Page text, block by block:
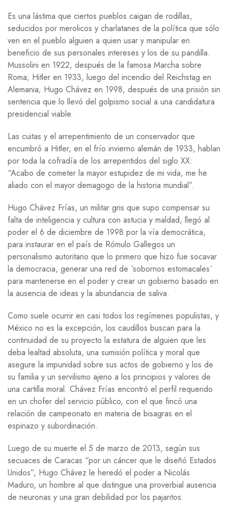
Es una lástima que ciertos pueblos caigan de rodillas,
seducidos por merolicos y charlatanes de la política que sólo
ven en el pueblo alguien a quien usar y manipular en
beneficio de sus personales intereses y los de su pandilla.
Mussolini en 1922, después de la famosa Marcha sobre
Roma; Hitler en 1933, luego del incendio del Reichstag en
Alemania; Hugo Chávez en 1998, después de una prisión sin
sentencia que lo llevó del golpismo social a una candidatura
presidencial viable.
Las cuitas y el arrepentimiento de un conservador que
encumbró a Hitler, en el frío invierno alemán de 1933, hablan
por toda la cofradía de los arrepentidos del siglo XX:
“Acabo de cometer la mayor estupidez de mi vida, me he
aliado con el mayor demagogo de la historia mundial”.
Hugo Chávez Frías, un militar gris que supo compensar su
falta de inteligencia y cultura con astucia y maldad, llegó al
poder el 6 de diciembre de 1998 por la vía democrática,
para instaurar en el país de Rómulo Gallegos un
personalismo autoritario que lo primero que hizo fue socavar
la democracia, generar una red de ´sobornos estomacales´
para mantenerse en el poder y crear un gobierno basado en
la ausencia de ideas y la abundancia de saliva.
Como suele ocurrir en casi todos los regímenes populistas, y
México no es la excepción, los caudillos buscan para la
continuidad de su proyecto la estatura de alguien que les
deba lealtad absoluta, una sumisión política y moral que
asegure la impunidad sobre sus actos de gobierno y los de
su familia y un servilismo ajeno a los principios y valores de
una cartilla moral. Chávez Frías encontró el perfil requerido
en un chofer del servicio público, con el que fincó una
relación de campeonato en materia de bisagras en el
espinazo y subordinación.
Luego de su muerte el 5 de marzo de 2013, según sus
secuaces de Caracas “por un cáncer que le diseñó Estados
Unidos”, Hugo Chávez le heredó el poder a Nicolás
Maduro, un hombre al que distingue una proverbial ausencia
de neuronas y una gran debilidad por los pajaritos.